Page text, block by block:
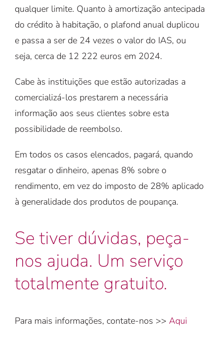
qualquer limite. Quanto à amortização antecipada
do crédito à habitação, o plafond anual duplicou
e passa a ser de 24 vezes o valor do IAS, ou
seja, cerca de 12 222 euros em 2024.
Cabe às instituições que estão autorizadas a
comercializá-los prestarem a necessária
informação aos seus clientes sobre esta
possibilidade de reembolso.
Em todos os casos elencados, pagará, quando
resgatar o dinheiro, apenas 8% sobre o
rendimento, em vez do imposto de 28% aplicado
à generalidade dos produtos de poupança.
Se tiver dúvidas, peça-
nos ajuda. Um serviço
totalmente gratuito.
Para mais informações, contate-nos >> Aqui